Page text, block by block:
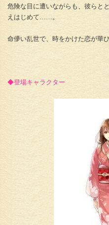
危険な目に遭いながらも、彼らと
えはじめて……。
命儚い乱世で、時をかけた恋が華
◆登場キャラクター